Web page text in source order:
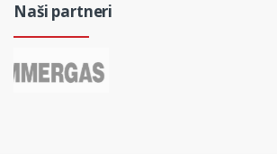
Naši partneri